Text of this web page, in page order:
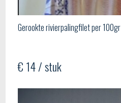
Gerookte rivierpalingfilet per 100gr
€ 14 / stuk